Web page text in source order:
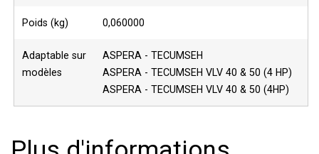
Poids (kg) 0,060000
Adaptable sur
modèles
ASPERA - TECUMSEH
ASPERA - TECUMSEH VLV 40 & 50 (4 HP)
ASPERA - TECUMSEH VLV 40 & 50 (4HP)